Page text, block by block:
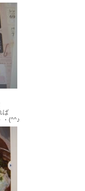
ば
・(^^♪